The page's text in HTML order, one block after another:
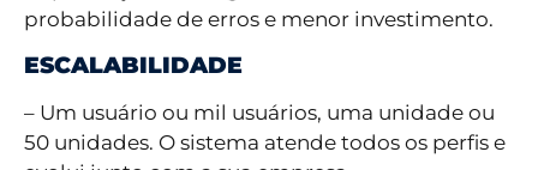
probabilidade de erros e menor investimento.
ESCALABILIDADE
– Um usuário ou mil usuários, uma unidade ou
50 unidades. O sistema atende todos os perfis e